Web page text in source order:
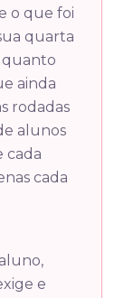
o que foi
quarta
quanto
ainda
rodadas
alunos
cada
cada
e